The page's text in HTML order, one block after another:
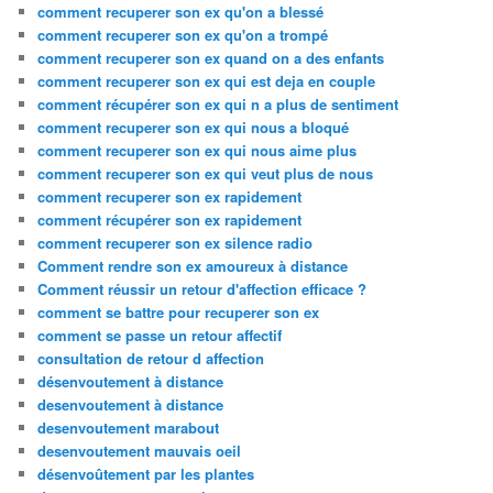
comment recuperer son ex qu'on a blessé
comment recuperer son ex qu'on a trompé
comment recuperer son ex quand on a des enfants
comment recuperer son ex qui est deja en couple
comment récupérer son ex qui n a plus de sentiment
comment recuperer son ex qui nous a bloqué
comment recuperer son ex qui nous aime plus
comment recuperer son ex qui veut plus de nous
comment recuperer son ex rapidement
comment récupérer son ex rapidement
comment recuperer son ex silence radio
Comment rendre son ex amoureux à distance
Comment réussir un retour d'affection efficace ?
comment se battre pour recuperer son ex
comment se passe un retour affectif
consultation de retour d affection
désenvoutement à distance
desenvoutement à distance
desenvoutement marabout
desenvoutement mauvais oeil
désenvoûtement par les plantes